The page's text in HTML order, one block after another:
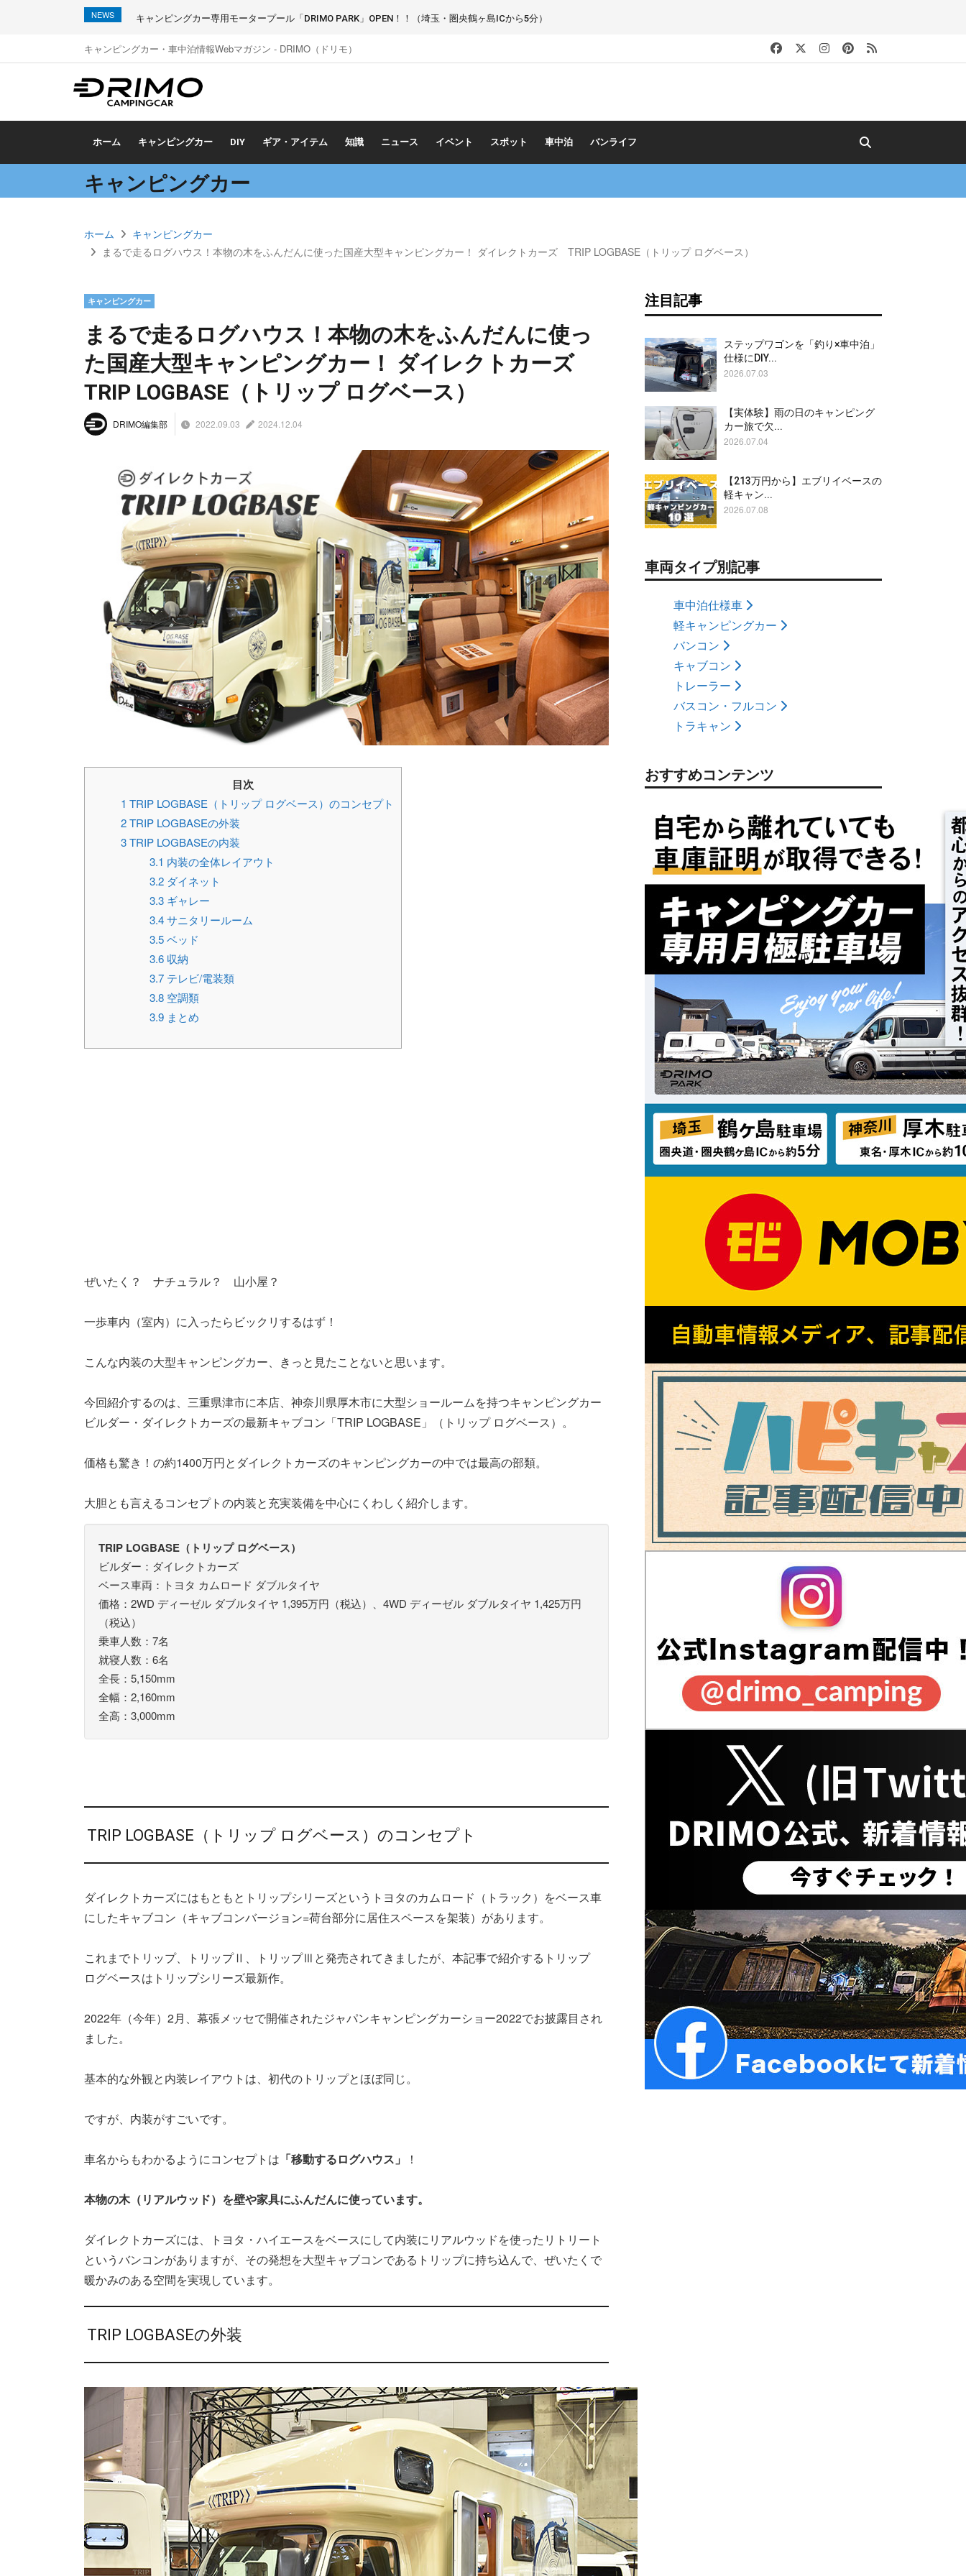
NEWS キャンピングカー専用モータープール「DRIMO PARK」OPEN！！（埼玉・圏央鶴ヶ島ICから5分）
キャンピングカー・車中泊情報Webマガジン - DRIMO（ドリモ）
ホーム キャンピングカー DIY ギア・アイテム 知識 ニュース イベント スポット 車中泊 バンライフ
キャンピングカー
ホーム
キャンピングカー
まるで走るログハウス！本物の木をふんだんに使った国産大型キャンピングカー！ ダイレクトカーズ TRIP LOGBASE（トリップ ログベース）
キャンピングカー
まるで走るログハウス！本物の木をふんだんに使っ
た国産大型キャンピングカー！ ダイレクトカーズ
TRIP LOGBASE（トリップ ログベース）
DRIMO編集部 2022.09.03 2024.12.04
目次
1 TRIP LOGBASE（トリップ ログベース）のコンセプト
2TRIP LOGBASEの外装
3TRIP LOGBASEの内装
3.1 内装の全体レイアウト
3.2 ダイネット
3.3 ギャレー
3.4サニタリールーム
3.5ベッド
3.6 収納
3.7 テレビ/電装類
3.8 空調類
3.9 まとめ
ぜいたく？ ナチュラル？ 山小屋？
一歩車内（室内）に入ったらビックリするはず！
こんな内装の大型キャンピングカー、きっと見たことないと思います。
今回紹介するのは、三重県津市に本店、神奈川県厚木市に大型ショールームを持つキャンピングカー
ビルダー・ダイレクトカーズの最新キャブコン「TRIP LOGBASE」（トリップ ログベース）。
価格も驚き！の約1400万円とダイレクトカーズのキャンピングカーの中では最高の部類。
大胆とも言えるコンセプトの内装と充実装備を中心にくわしく紹介します。
TRIP LOGBASE（トリップ ログベース）
ビルダー：ダイレクトカーズ
ベース車両：トヨタ カムロード ダブルタイヤ
価格：2WD ディーゼル ダブルタイヤ 1,395万円（税込）、4WD ディーゼル ダブルタイヤ 1,425万円
（税込）
乗車人数：7名
就寝人数：6名
全長：5,150mm
全幅：2,160mm
全高：3,000mm
TRIP LOGBASE（トリップ ログベース）のコンセプト
ダイレクトカーズにはもともとトリップシリーズというトヨタのカムロード（トラック）をベース車
にしたキャブコン（キャブコンバージョン=荷台部分に居住スペースを架装）があります。
これまでトリップ、トリップⅡ、トリップⅢと発売されてきましたが、本記事で紹介するトリップ
ログベースはトリップシリーズ最新作。
2022年（今年）2月、幕張メッセで開催されたジャパンキャンピングカーショー2022でお披露目され
ました。
基本的な外観と内装レイアウトは、初代のトリップとほぼ同じ。
ですが、内装がすごいです。
車名からもわかるようにコンセプトは 「移動するログハウス」 ！
本物の木（リアルウッド）を壁や家具にふんだんに使っています。
ダイレクトカーズには、トヨタ・ハイエースをベースにして内装にリアルウッドを使ったリトリート
というバンコンがありますが、その発想を大型キャブコンであるトリップに持ち込んで、ぜいたくで
暖かみのある空間を実現しています。
TRIP LOGBASEの外装
注目記事
ステップワゴンを「釣り×車中泊」
仕様にDIY...
2026.07.03
【実体験】雨の日のキャンピング
カー旅で欠...
2026.07.04
【213万円から】エブリイベースの
軽キャン...
2026.07.08
車両タイプ別記事
車中泊仕様車
軽キャンピングカー
バンコン
キャブコン
トレーラー
バスコン・フルコン
トラキャン
おすすめコンテンツ